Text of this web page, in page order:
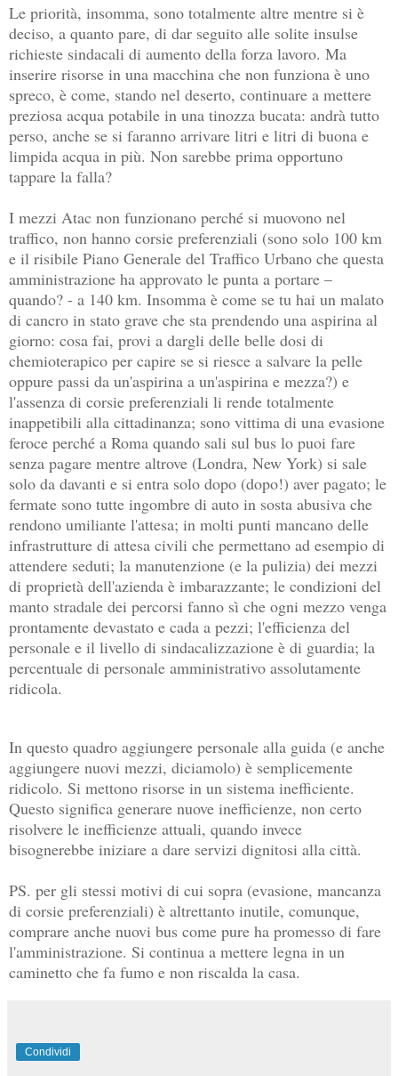
Le priorità, insomma, sono totalmente altre mentre si è
deciso, a quanto pare, di dar seguito alle solite insulse
richieste sindacali di aumento della forza lavoro. Ma
inserire risorse in una macchina che non funziona è uno
spreco, è come, stando nel deserto, continuare a mettere
preziosa acqua potabile in una tinozza bucata: andrà tutto
perso, anche se si faranno arrivare litri e litri di buona e
limpida acqua in più. Non sarebbe prima opportuno
tappare la falla?
I mezzi Atac non funzionano perché si muovono nel
traffico, non hanno corsie preferenziali (sono solo 100 km
e il risibile Piano Generale del Traffico Urbano che questa
amministrazione ha approvato le punta a portare –
quando? - a 140 km. Insomma è come se tu hai un malato
di cancro in stato grave che sta prendendo una aspirina al
giorno: cosa fai, provi a dargli delle belle dosi di
chemioterapico per capire se si riesce a salvare la pelle
oppure passi da un'aspirina a un'aspirina e mezza?) e
l'assenza di corsie preferenziali li rende totalmente
inappetibili alla cittadinanza; sono vittima di una evasione
feroce perché a Roma quando sali sul bus lo puoi fare
senza pagare mentre altrove (Londra, New York) si sale
solo da davanti e si entra solo dopo (dopo!) aver pagato; le
fermate sono tutte ingombre di auto in sosta abusiva che
rendono umiliante l'attesa; in molti punti mancano delle
infrastrutture di attesa civili che permettano ad esempio di
attendere seduti; la manutenzione (e la pulizia) dei mezzi
di proprietà dell'azienda è imbarazzante; le condizioni del
manto stradale dei percorsi fanno sì che ogni mezzo venga
prontamente devastato e cada a pezzi; l'efficienza del
personale e il livello di sindacalizzazione è di guardia; la
percentuale di personale amministrativo assolutamente
ridicola.
In questo quadro aggiungere personale alla guida (e anche
aggiungere nuovi mezzi, diciamolo) è semplicemente
ridicolo. Si mettono risorse in un sistema inefficiente.
Questo significa generare nuove inefficienze, non certo
risolvere le inefficienze attuali, quando invece
bisognerebbe iniziare a dare servizi dignitosi alla città.
PS. per gli stessi motivi di cui sopra (evasione, mancanza
di corsie preferenziali) è altrettanto inutile, comunque,
comprare anche nuovi bus come pure ha promesso di fare
l'amministrazione. Si continua a mettere legna in un
caminetto che fa fumo e non riscalda la casa.
Condividi